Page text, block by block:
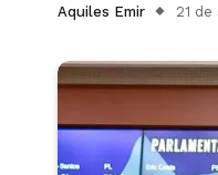
Aquiles Emir 21